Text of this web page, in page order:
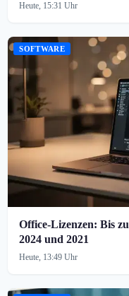
Heute, 15:31 Uhr
SOFTWARE
Office-Lizenzen: Bis
2024 und 2021
Heute, 13:49 Uhr